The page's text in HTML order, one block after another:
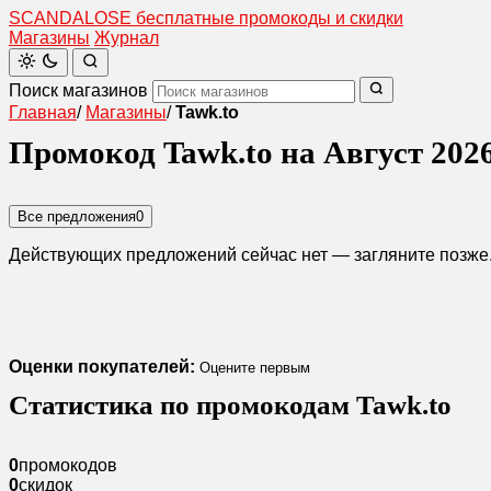
SCANDALOSE бесплатные промокоды и скидки
Магазины Журнал
Поиск магазинов
Главная/ Магазины/ Tawk.to
Промокод Tawk.to на Август
Все предложения0
Действующих предложений сейчас нет — загляните
Оценки покупателей: Оцените первым
Статистика по промокодам Tawk.to
0промокодов
0скидок